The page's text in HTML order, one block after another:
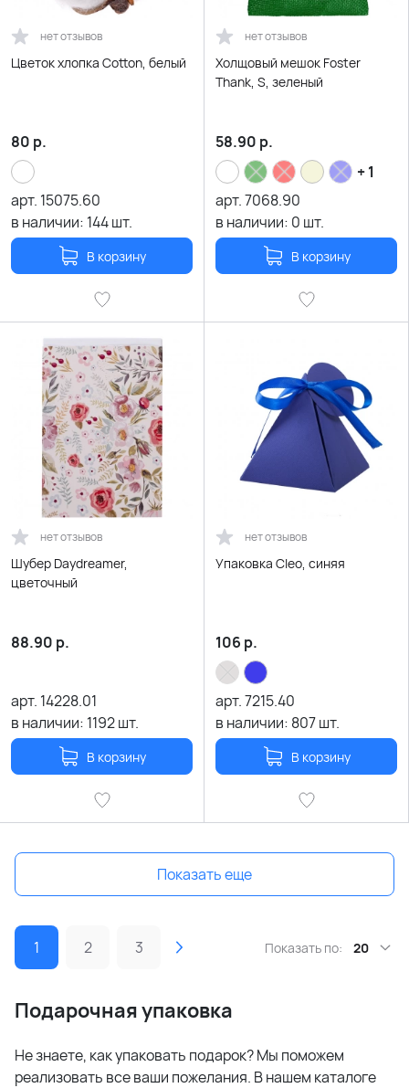
нет отзывов
Цветок хлопка Cotton, белый
80 р.
арт. 15075.60
в наличии: 144шт.
В корзину
нет отзывов
Холщовый мешок Foster
Thank, S, зеленый
58.90 р.
+ 1
арт.7068.90
в наличии: 0 шт.
В корзину
нет отзывов
Шубер Daydreamer,
цветочный
88.90 р.
арт. 14228.01
в наличии: 1192шт.
В корзину
нет отзывов
Упаковка Cleo, синяя
106 р.
арт.7215.40
в наличии: 807шт.
В корзину
Показать еще
1 2 3 Показать по: 20
Подарочная упаковка
Не знаете, как упаковать подарок? Мы поможем
реализовать все ваши пожелания. В нашем каталоге